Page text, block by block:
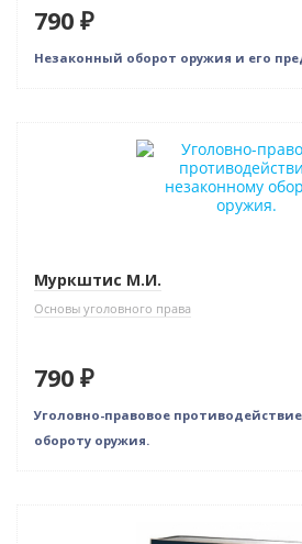
790 ₽
Незаконный оборот оружия и его
Муркштис М.И.
Основы уголовного права
790 ₽
Уголовно-правовое
обороту оружия.